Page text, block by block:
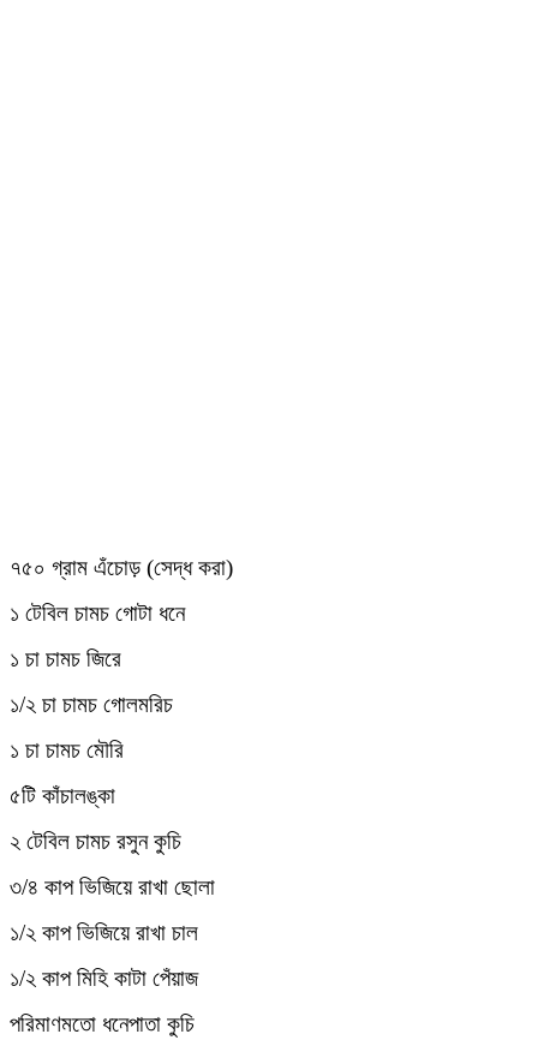
৭৫০ গ্রাম এঁচোড় (সেদ্ধ করা)
১ টেবিল চামচ গোটা ধনে
১ চা চামচ জিরে
১/২ চা চামচ গোলমরিচ
১ চা চামচ মৌরি
৫টি কাঁচালঙ্কা
২ টেবিল চামচ রসুন কুচি
৩/৪ কাপ ভিজিয়ে রাখা ছোলা
১/২ কাপ ভিজিয়ে রাখা চাল
১/২ কাপ মিহি কাটা পেঁয়াজ
পরিমাণমতো ধনেপাতা কুচি